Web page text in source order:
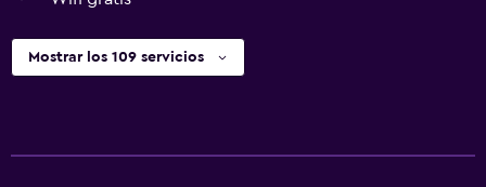
Mostrar los 109 servicios